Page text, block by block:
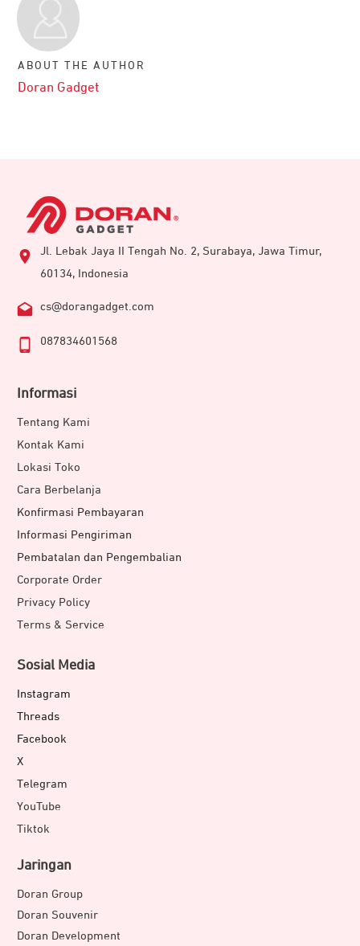
ABOUT THE AUTHOR
Doran Gadget
Jl. Lebak Jaya II Tengah No. 2, Surabaya, Jawa Timur,
60134, Indonesia
cs@dorangadget.com
087834601568
Informasi
Tentang Kami
Kontak Kami
Lokasi Toko
Cara Berbelanja
Konfirmasi Pembayaran
Informasi Pengiriman
Pembatalan dan Pengembalian
Corporate Order
Privacy Policy
Terms & Service
Sosial Media
Instagram
Threads
Facebook
X
Telegram
YouTube
Tiktok
Jaringan
Doran Group
Doran Souvenir
Doran Development